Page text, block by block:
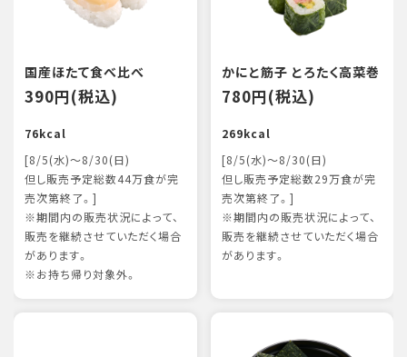
国産ほたて食べ比べ
390円(税込)
76kcal
[8/5(水)～8/30(日)
但し販売予定総数44万食が完
売次第終了。]
※期間内の販売状況によって、
販売を継続させていただく場合
があります。
※お持ち帰り対象外。
かにと筋子 とろたく高菜巻
780円(税込)
269kcal
[8/5(水)～8/30(日)
但し販売予定総数29万食が完
売次第終了。]
※期間内の販売状況によって、
販売を継続させていただく場合
があります。